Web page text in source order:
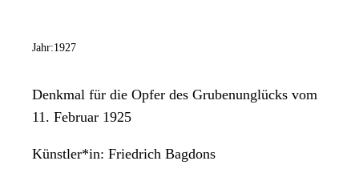
Jahr:1927
Denkmal für die Opfer des Grubenunglücks vom
11. Februar 1925
Künstler*in: Friedrich Bagdons